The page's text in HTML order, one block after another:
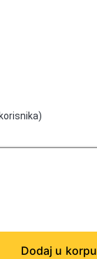
Dodaj u korpu